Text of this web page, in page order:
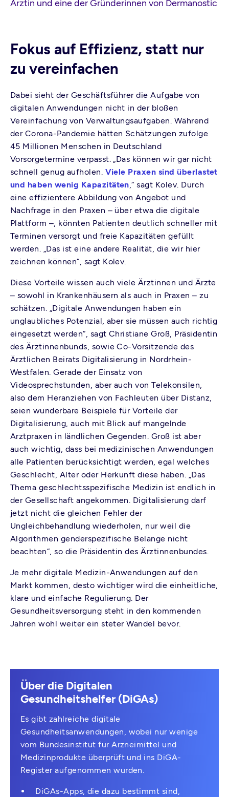
Ärztin und eine der Gründerinnen von Dermanostic
Fokus auf Effizienz, statt nur
zu vereinfachen
Dabei sieht der Geschäftsführer die Aufgabe von
digitalen Anwendungen nicht in der bloßen
Vereinfachung von Verwaltungsaufgaben. Während
der Corona-Pandemie hätten Schätzungen zufolge
45 Millionen Menschen in Deutschland
Vorsorgetermine verpasst. „Das können wir gar nicht
schnell genug aufholen. Viele Praxen sind überlastet
und haben wenig Kapazitäten,“ sagt Kolev. Durch
eine effizientere Abbildung von Angebot und
Nachfrage in den Praxen – über etwa die digitale
Plattform –, könnten Patienten deutlich schneller mit
Terminen versorgt und freie Kapazitäten gefüllt
werden. „Das ist eine andere Realität, die wir hier
zeichnen können“, sagt Kolev.
Diese Vorteile wissen auch viele Ärztinnen und Ärzte
– sowohl in Krankenhäusern als auch in Praxen – zu
schätzen. „Digitale Anwendungen haben ein
unglaubliches Potenzial, aber sie müssen auch richtig
eingesetzt werden“, sagt Christiane Groß, Präsidentin
des Ärztinnenbunds, sowie Co-Vorsitzende des
Ärztlichen Beirats Digitalisierung in Nordrhein-
Westfalen. Gerade der Einsatz von
Videosprechstunden, aber auch von Telekonsilen,
also dem Heranziehen von Fachleuten über Distanz,
seien wunderbare Beispiele für Vorteile der
Digitalisierung, auch mit Blick auf mangelnde
Arztpraxen in ländlichen Gegenden. Groß ist aber
auch wichtig, dass bei medizinischen Anwendungen
alle Patienten berücksichtigt werden, egal welches
Geschlecht, Alter oder Herkunft diese haben. „Das
Thema geschlechtsspezifische Medizin ist endlich in
der Gesellschaft angekommen. Digitalisierung darf
jetzt nicht die gleichen Fehler der
Ungleichbehandlung wiederholen, nur weil die
Algorithmen genderspezifische Belange nicht
beachten“, so die Präsidentin des Ärztinnenbundes.
Je mehr digitale Medizin-Anwendungen auf den
Markt kommen, desto wichtiger wird die einheitliche,
klare und einfache Regulierung. Der
Gesundheitsversorgung steht in den kommenden
Jahren wohl weiter ein steter Wandel bevor.
Über die Digitalen
Gesundheitshelfer (DiGAs)
Es gibt zahlreiche digitale
Gesundheitsanwendungen, wobei nur wenige
vom Bundesinstitut für Arzneimittel und
Medizinprodukte überprüft und ins DiGA-
Register aufgenommen wurden.
DiGAs-Apps, die dazu bestimmt sind,